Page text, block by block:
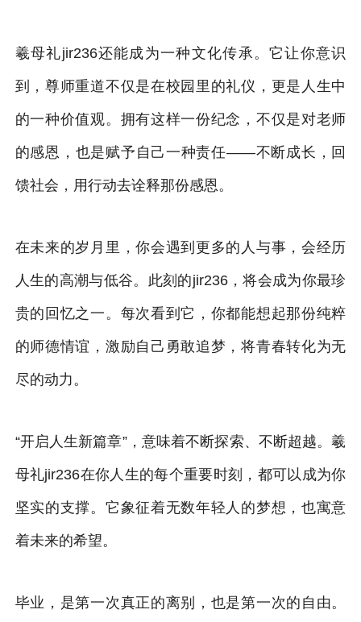
羲母礼jir236还能成为一种文化传承。它让你意识
到，尊师重道不仅是在校园里的礼仪，更是人生中
的一种价值观。拥有这样一份纪念，不仅是对老师
的感恩，也是赋予自己一种责任——不断成长，回
馈社会，用行动去诠释那份感恩。
在未来的岁月里，你会遇到更多的人与事，会经历
人生的高潮与低谷。此刻的jir236，将会成为你最珍
贵的回忆之一。每次看到它，你都能想起那份纯粹
的师德情谊，激励自己勇敢追梦，将青春转化为无
尽的动力。
“开启人生新篇章”，意味着不断探索、不断超越。羲
母礼jir236在你人生的每个重要时刻，都可以成为你
坚实的支撑。它象征着无数年轻人的梦想，也寓意
着未来的希望。
毕业，是第一次真正的离别，也是第一次的自由。